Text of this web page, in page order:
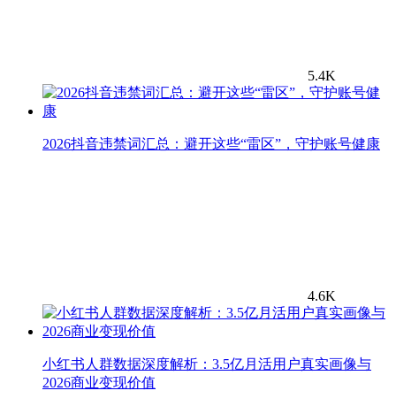
5.4K
2026抖音违禁词汇总：避开这些“雷区”，守护账号健康
4.6K
小红书人群数据深度解析：3.5亿月活用户真实画像与
2026商业变现价值